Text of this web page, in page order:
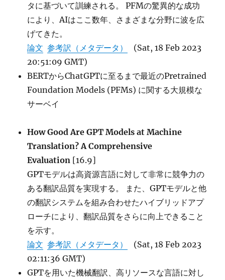
タに基づいて訓練される。 PFMの驚異的な成功
により、AIはここ数年、さまざまな分野に波を広
げてきた。
論文 参考訳（メタデータ）
(Sat, 18 Feb 2023
20:51:09 GMT)
BERTからChatGPTに至るまで最近のPretrained
Foundation Models (PFMs) に関する大規模な
サーベイ
How Good Are GPT Models at Machine
Translation? A Comprehensive
Evaluation [16.9]
GPTモデルは高資源言語に対して非常に競争力の
ある翻訳品質を実現する。 また、GPTモデルと他
の翻訳システムを組み合わせたハイブリッドアプ
ローチにより、翻訳品質をさらに向上できること
を示す。
論文 参考訳（メタデータ）
(Sat, 18 Feb 2023
02:11:36 GMT)
GPTを用いた機械翻訳、高リソースな言語に対し